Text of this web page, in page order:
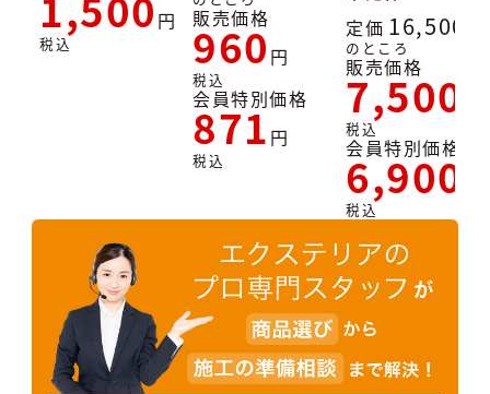
税込
販売価格
960
税込
会員特別価格
871
税込
定価 16,500
のところ
販売価格
7,500
税込
会員特別価格
6,900
税込